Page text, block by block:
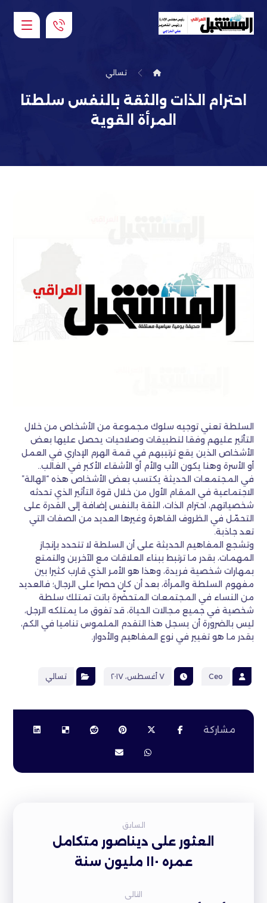
تسالي
احترام الذات والثقة بالنفس سلطتا
المرأة القوية
السلطة تعني توجيه سلوك مجموعة من الأشخاص من خلال
التأثير عليهم وفقا لتطبيقات وصلاحيات يحصل عليها بعض
الأشخاص الذين يقع ترتيبهم في قمة الهرم الإداري في العمل
أو الأسرة وهنا يكون الأب والأم أو الأشقاء الأكبر في الغالب..
في المجتمعات الحديثة يكتسب بعض الأشخاص هذه “الهالة”
الاجتماعية في المقام الأول من خلال قوة التأثير الذي تحدثه
شخصياتهم، احترام الذات، الثقة بالنفس إضافة إلى القدرة على
التحمّل في الظروف القاهرة وغيرها العديد من الصفات التي
تعد جاذبة.
وتشجع المفاهيم الحديثة على أن السلطة لا تتحدد بإنجاز
المهمات، بقدر ما ترتبط ببناء العلاقات مع الآخرين والتمتع
بمهارات شخصية فريدة، وهذا هو الأمر الذي قارب كثيرا بين
مفهوم السلطة والمرأة، بعد أن كان حصرا على الرجال؛ فالعديد
من النساء في المجتمعات المتحضّرة باتت تمتلك سلطة
شخصية في جميع مجالات الحياة، قد تفوق ما يمتلكه الرجل،
ليس بالضرورة أن يسجل هذا التقدم الملموس تناميا في الكم،
بقدر ما هو تغيير في نوع المفاهيم والأدوار.
Ceo ٧ أغسطس، ٢٠١٧ تسالي
السابق
العثور على ديناصور متكامل
عمره ١١٠ مليون سنة
التالى